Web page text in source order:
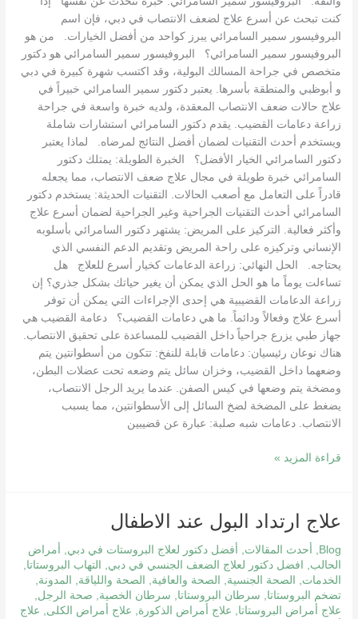
كنت تبحث عن أسرع علاج لضعف الانتصاب في دبي، فإن اسم
البروفيسور سمير السامرائي يبرز كواحد من أفضل الخيارات. من هو
البروفيسور سمير السامرائي؟ البروفيسور سمير السامرائي هو دكتور
متخصص في جراحة المسالك البولية، وقد اكتسب شهرة كبيرة في دبي
و أبوظبي والمنطقة بأسرها. يعتبر دكتور سمير السامرائي خبيراً في
علاج حالات ضعف الانتصاب المعقدة، ولديه خبرة واسعة في جراحة
زراعة دعامات القضيب. يقدم دكتور السامرائي استشارات شاملة
ويستخدم أحدث التقنيات لضمان أفضل النتائج لمرضاه. لماذا يعتبر
دكتور السامرائي الخيار الأفضل؟ الخبرة الطويلة: يمتلك دكتور
السامرائي خبرة طويلة في مجال علاج ضعف الانتصاب، مما يجعله
قادراً على التعامل مع أصعب الحالات. التقنيات الحديثة: يستخدم دكتور
السامرائي أحدث التقنيات الجراحية وغير الجراحية لضمان أسرع علاج
وأكثر فعالية. التركيز على المريض: يشتهر دكتور السامرائي بأسلوبه
الإنساني وتركيزه على راحة المريض وتقديم الدعم النفسي الذي
يحتاجه. الحل النهائي: زراعة الدعامات كخيار أسرع للعلاج هل
تساءلت يوماً ما هو الحل الذي يمكن أن يغير حياتك بشكل جذري؟ إن
زراعة الدعامات القضيبية هي إحدى الإجراءات التي يمكن أن توفر
أسرع علاج وفعالاً ودائماً. ما هي دعامات القضيب؟ دعامة القضيب هي
جهاز طبي يزرع جراحياً داخل القضيب للمساعدة على تحقيق الانتصاب.
هناك نوعان رئيسيان: دعامات قابلة للنفخ: تتكون من أسطوانتين يتم
وضعهما داخل القضيب، وخزان سائل يتم وضعه تحت عضلات البطن،
ومضخة يتم وضعها في كيس الصفن. عندما يريد الرجل الانتصاب،
يضغط على المضخة لضخ السائل إلى الأسطوانتين، مما يسبب
الانتصاب. دعامات شبه صلبة: عبارة عن قضيبين
قراءة المزيد »
علاج ارتداد البول عند الاطفال
Blog
, أحدث المقالات, أفضل دكتور لعلاج البروستات في دبي,
أمراض
الحالب, افضل دكتور لعلاج الضعف الجنسي في دبي, التهاب البروستاتا,
الخدمات, الصحة الجنسية, الصحة والعافية, الصحة واللياقة, المدونة,
تضخم البروستاتا, سرطان البروستاتا, سرطان الخصية, صحة الرجل,
علاج أمراض البروستاتا, علاج أمراض الذكورة, علاج أمراض الكلى, علاج
علاج
ارتداد
البول
عند
الاطفال